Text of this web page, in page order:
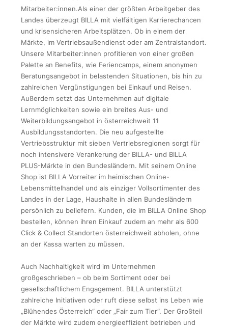
Mitarbeiter:innen.Als einer der größten Arbeitgeber des
Landes überzeugt BILLA mit vielfältigen Karrierechancen
und krisensicheren Arbeitsplätzen. Ob in einem der
Märkte, im Vertriebsaußendienst oder am Zentralstandort.
Unsere Mitarbeiter:innen profitieren von einer großen
Palette an Benefits, wie Feriencamps, einem anonymen
Beratungsangebot in belastenden Situationen, bis hin zu
zahlreichen Vergünstigungen bei Einkauf und Reisen.
Außerdem setzt das Unternehmen auf digitale
Lernmöglichkeiten sowie ein breites Aus- und
Weiterbildungsangebot in österreichweit 11
Ausbildungsstandorten. Die neu aufgestellte
Vertriebsstruktur mit sieben Vertriebsregionen sorgt für
noch intensivere Verankerung der BILLA- und BILLA
PLUS-Märkte in den Bundesländern. Mit seinem Online
Shop ist BILLA Vorreiter im heimischen Online-
Lebensmittelhandel und als einziger Vollsortimenter des
Landes in der Lage, Haushalte in allen Bundesländern
persönlich zu beliefern. Kunden, die im BILLA Online Shop
bestellen, können ihren Einkauf zudem an mehr als 600
Click & Collect Standorten österreichweit abholen, ohne
an der Kassa warten zu müssen.
Auch Nachhaltigkeit wird im Unternehmen
großgeschrieben – ob beim Sortiment oder bei
gesellschaftlichem Engagement. BILLA unterstützt
zahlreiche Initiativen oder ruft diese selbst ins Leben wie
„Blühendes Österreich“ oder „Fair zum Tier“. Der Großteil
der Märkte wird zudem energieeffizient betrieben und